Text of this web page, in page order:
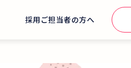
採用ご担当者の方へ